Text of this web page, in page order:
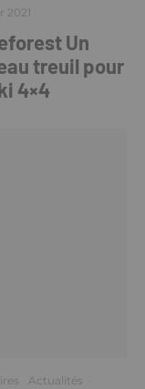
2021
Un
treuil pour
4×4
Actualités ·